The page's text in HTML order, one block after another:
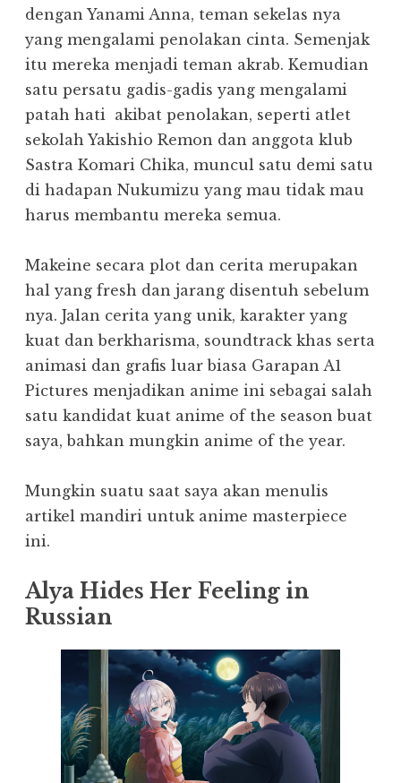
dengan Yanami Anna, teman sekelas nya
yang mengalami penolakan cinta. Semenjak
itu mereka menjadi teman akrab. Kemudian
satu persatu gadis-gadis yang mengalami
patah hati akibat penolakan, seperti atlet
sekolah Yakishio Remon dan anggota klub
Sastra Komari Chika, muncul satu demi satu
di hadapan Nukumizu yang mau tidak mau
harus membantu mereka semua.
Makeine secara plot dan cerita merupakan
hal yang fresh dan jarang disentuh sebelum
nya. Jalan cerita yang unik, karakter yang
kuat dan berkharisma, soundtrack khas serta
animasi dan grafis luar biasa Garapan A1
Pictures menjadikan anime ini sebagai salah
satu kandidat kuat anime of the season buat
saya, bahkan mungkin anime of the year.
Mungkin suatu saat saya akan menulis
artikel mandiri untuk anime masterpiece
ini.
Alya Hides Her Feeling in
Russian